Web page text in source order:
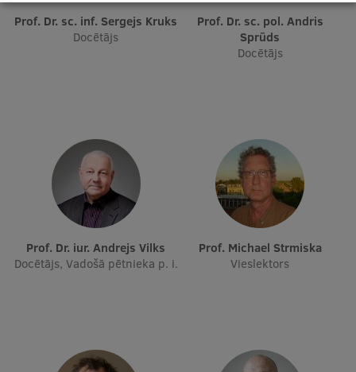
Starptautiskā sadarbība
Starptautiskie sadarbības partneri
EURAXESS RSU kontaktpunkts
EATRIS koordinators Latvijā
Prof. Dr. sc. inf. Sergejs Kruks
Docētājs
Prof. Dr. sc. pol. Andris
Sprūds
Docētājs
Prof. Dr. iur. Andrejs Vilks
Docētājs, Vadošā pētnieka p. i.
Prof. Michael Strmiska
Vieslektors